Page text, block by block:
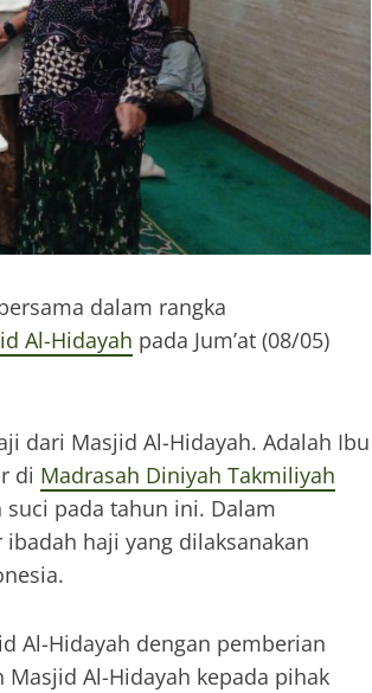
dalam rangka
Al-Hidayah pada Jum’at (08/05)
dari Masjid Al-Hidayah. Adalah Ibu
di Madrasah Diniyah Takmiliyah
pada tahun ini. Dalam
haji yang dilaksanakan
Al-Hidayah dengan pemberian
Al-Hidayah kepada pihak